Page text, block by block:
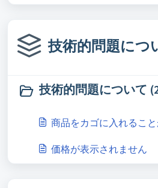
技術的問題につ
技術的問題について
商品をカゴに入れるこ
価格が表示されません